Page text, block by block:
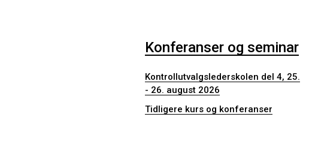
Konferanser og seminar
Kontrollutvalgslederskolen del 4, 25.
- 26. august 2026
Tidligere kurs og konferanser